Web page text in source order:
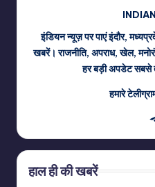
इंडियन न्यूज़ पर पाएं इंदौर,
खबरें। राजनीति, अपराध, खेल,
हर बड़ी अपडेट सबसे
हमारे
हाल ही की खबरें